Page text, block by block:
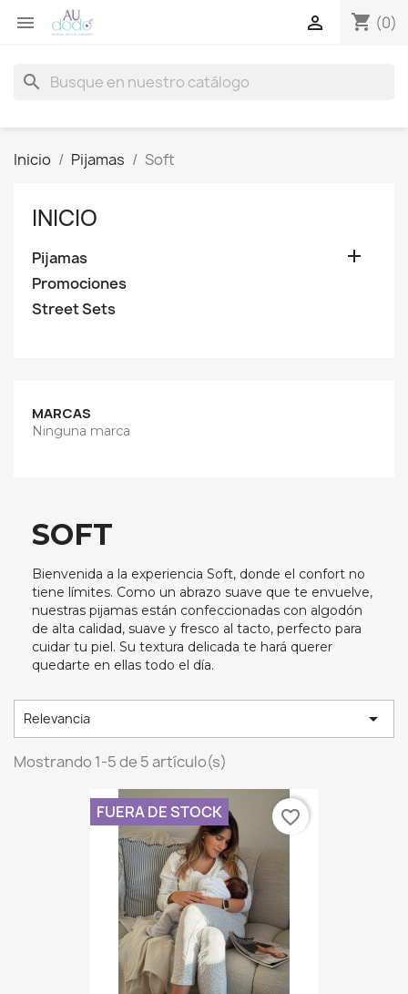
 shopping_cart (0)

search
Inicio Pijamas Soft
INICIO
Pijamas 
Promociones
Street Sets
MARCAS
Ninguna marca
SOFT
Bienvenida a la experiencia Soft, donde el confort no
tiene límites. Como un abrazo suave que te envuelve,
nuestras pijamas están confeccionadas con algodón
de alta calidad, suave y fresco al tacto, perfecto para
cuidar tu piel. Su textura delicada te hará querer
quedarte en ellas todo el día.
Relevancia 
Mostrando 1-5 de 5 artículo(s)
FUERA DE STOCK favorite_border